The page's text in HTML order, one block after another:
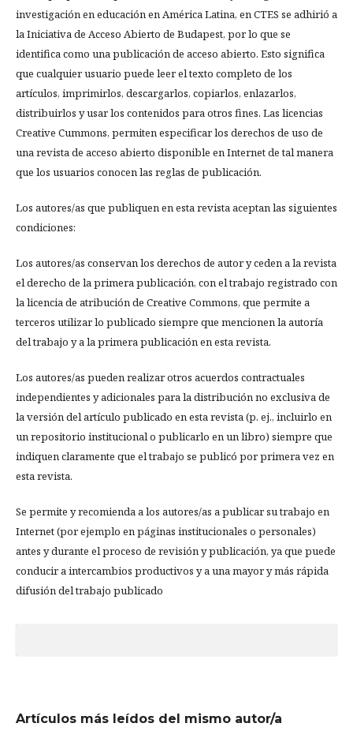
investigación en educación en América Latina, en CTES se adhirió a
la Iniciativa de Acceso Abierto de Budapest, por lo que se
identifica como una publicación de acceso abierto. Esto significa
que cualquier usuario puede leer el texto completo de los
artículos, imprimirlos, descargarlos, copiarlos, enlazarlos,
distribuirlos y usar los contenidos para otros fines. Las licencias
Creative Cummons, permiten especificar los derechos de uso de
una revista de acceso abierto disponible en Internet de tal manera
que los usuarios conocen las reglas de publicación.
Los autores/as que publiquen en esta revista aceptan las siguientes
condiciones:
Los autores/as conservan los derechos de autor y ceden a la revista
el derecho de la primera publicación, con el trabajo registrado con
la licencia de atribución de Creative Commons, que permite a
terceros utilizar lo publicado siempre que mencionen la autoría
del trabajo y a la primera publicación en esta revista.
Los autores/as pueden realizar otros acuerdos contractuales
independientes y adicionales para la distribución no exclusiva de
la versión del artículo publicado en esta revista (p. ej., incluirlo en
un repositorio institucional o publicarlo en un libro) siempre que
indiquen claramente que el trabajo se publicó por primera vez en
esta revista.
Se permite y recomienda a los autores/as a publicar su trabajo en
Internet (por ejemplo en páginas institucionales o personales)
antes y durante el proceso de revisión y publicación, ya que puede
conducir a intercambios productivos y a una mayor y más rápida
difusión del trabajo publicado
Artículos más leídos del mismo autor/a